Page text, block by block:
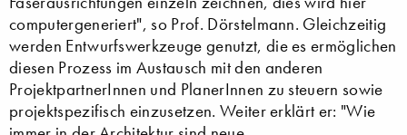
computergeneriert", so Prof. Dörstelmann. Gleichzeitig
werden Entwurfswerkzeuge genutzt, die es ermöglichen
diesen Prozess im Austausch mit den anderen
ProjektpartnerInnen und PlanerInnen zu steuern sowie
projektspezifisch einzusetzen. Weiter erklärt er: "Wie